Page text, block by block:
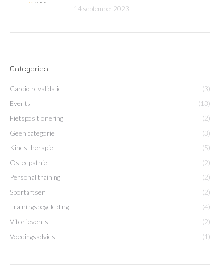
14 september 2023
Categories
Cardio revalidatie
(3)
Events
(13)
Fietspositionering
(2)
Geen categorie
(3)
Kinesitherapie
(5)
Osteopathie
(2)
Personal training
(2)
Sportartsen
(2)
Trainingsbegeleiding
(4)
Vitori events
(2)
Voedingsadvies
(1)